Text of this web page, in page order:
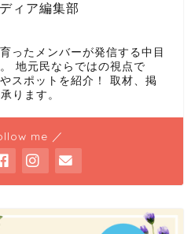
ィア編集部
ったメンバーが発信する中目
地元民ならではの視点で
スポットを紹介！ 取材、掲
ります。
me ／